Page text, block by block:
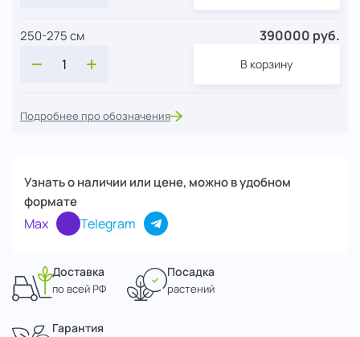
250-275 см 390000 руб.
В корзину
Подробнее про обозначения
Узнать о наличии или цене, можно в удобном
формате
Max Telegram
Доставка
по всей РФ
Посадка
растений
Гарантия